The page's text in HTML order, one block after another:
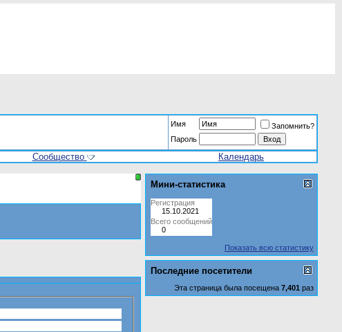
Имя
Запомнить?
Пароль
Сообщество Календарь
Мини-статистика
Регистрация
15.10.2021
Всего сообщений
0
Показать всю статистику
Последние посетители
Эта страница была посещена 7,401 раз